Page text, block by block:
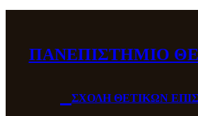
ΠΑΝΕΠΙΣΤΗΜΙΟ
ΣΧΟΛΗ ΘΕΤΙΚΩΝ